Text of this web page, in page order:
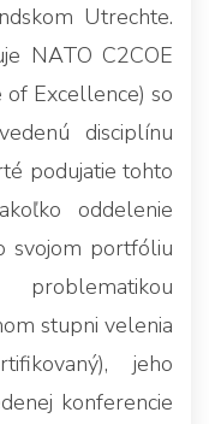
Utrechte.
NATO C2COE
Excellence) so
disciplínu
podujatie tohto
oddelenie
svojom portfóliu
stupni velenia
jeho
konferencie